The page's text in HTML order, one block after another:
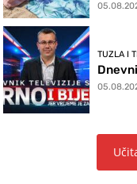
TUZLA I